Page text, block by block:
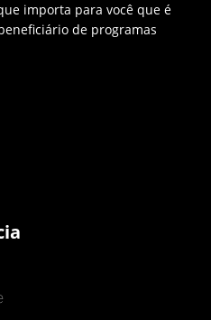
importa para você que é
de programas